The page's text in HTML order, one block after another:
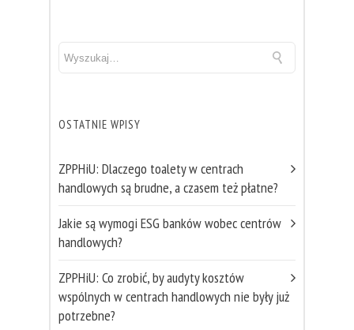
OSTATNIE WPISY
ZPPHiU: Dlaczego toalety w centrach
handlowych są brudne, a czasem też płatne?
Jakie są wymogi ESG banków wobec centrów
handlowych?
ZPPHiU: Co zrobić, by audyty kosztów
wspólnych w centrach handlowych nie były już
potrzebne?